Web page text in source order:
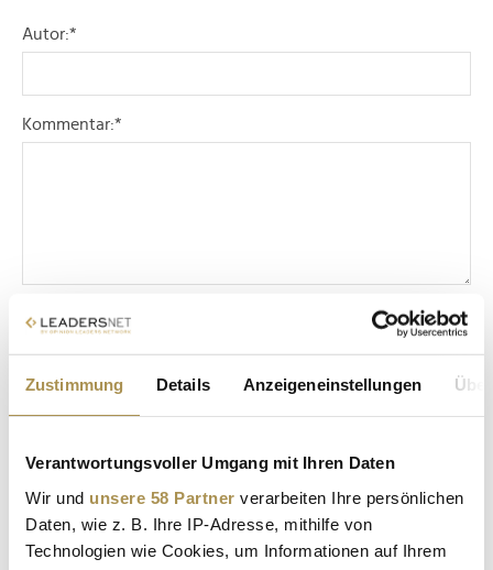
Zustimmung Details Anzeigeneinstellungen
Verantwortungsvoller Umgang mit Ihren Daten
Wir und unsere 58 Partner verarbeiten Ihre persönlichen
Daten, wie z. B. Ihre IP-Adresse, mithilfe von
Technologien wie Cookies, um Informationen auf Ihrem
Autor:*
Kommentar:*
Sicherheitscode bestätigen:
ABSENDEN
* Pflichtfelder.